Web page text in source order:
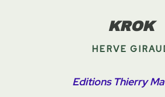
KROK
HERVE
Editions Thierry